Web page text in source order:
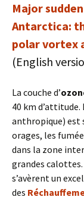
Major
Antarctica:
polar vortex
(English
La couche d’
40 km
anthropique) est
orages, les
dans la zone
grandes calottes.
s’avèrent un
des